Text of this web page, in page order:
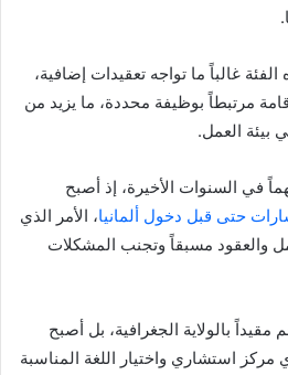
غالباً ما تواجه تعقيدات إضافية،
مرتبطاً بوظيفة محددة، ما يزيد من
بيئة العمل.
في السنوات الأخيرة، إذ أصبح
حتى قبل دخول ألمانيا، الأمر الذي
والعقود مسبقاً وتجنب المشكلات
بالولاية الجغرافية، بل أصبح
مركز استشاري واختيار اللغة المناسبة